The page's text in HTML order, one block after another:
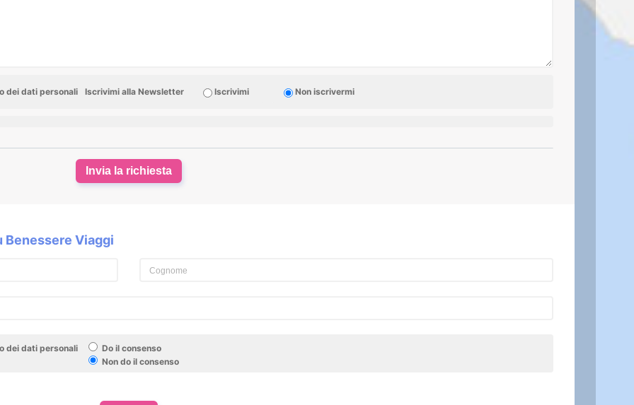
dei dati personali Iscrivimi alla Newsletter Iscrivimi Non iscrivermi
Invia la richiesta
Viaggi
dei dati personali
Do il consenso
Non do il consenso